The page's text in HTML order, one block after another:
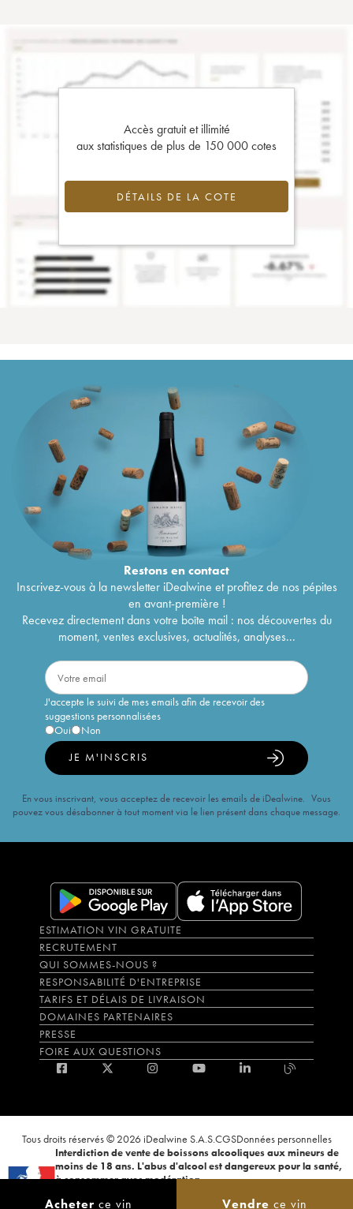
Acheter ce vin Vendre ce vin
Accès gratuit et illimité
aux statistiques de plus de 150 000 cotes
DÉTAILS DE LA COTE
Restons encontact
Inscrivez-vous à la newsletter iDealwine et profitez de nos pépites
en avant-première !
Recevez directement dans votre boîte mail : nos découvertes du
moment, ventes exclusives, actualités, analyses...
J'accepte le suivi de mes emails afin de recevoir des
suggestions personnalisées
Oui
Non
JE M'INSCRIS
En vous inscrivant, vous acceptez de recevoir les emails de iDealwine. Vous
pouvez vous désabonner à tout moment via le lien présent dans chaque message.
ESTIMATION VIN GRATUITE
RECRUTEMENT
QUI SOMMES-NOUS ?
RESPONSABILITÉ D'ENTREPRISE
TARIFS ET DÉLAIS DE LIVRAISON
DOMAINES PARTENAIRES
PRESSE
FOIRE AUX QUESTIONS
Tous droits réservés © 2026 iDealwine S.A.S.CGSDonnées personnelles
Interdiction de vente de boissons alcooliques aux mineurs de
moins de 18 ans. L'abus d'alcool est dangereux pour la santé,
à consommer avec modération.
ligne. CODE DE LA SANTÉ PUBLIQUE, ART.L.3342-1 et L.3353-3